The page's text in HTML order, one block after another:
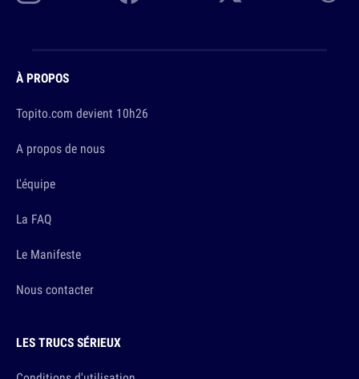
À PROPOS
Topito.com devient 10h26
A propos de nous
L'équipe
La FAQ
Le Manifeste
Nous contacter
LES TRUCS SÉRIEUX